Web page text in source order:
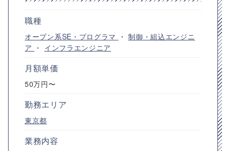
職種
オープン系SE・プログラマ ・制御・組込エンジニ
ア ・ インフラエンジニア
月額単価
50万円〜
勤務エリア
東京都
業務内容